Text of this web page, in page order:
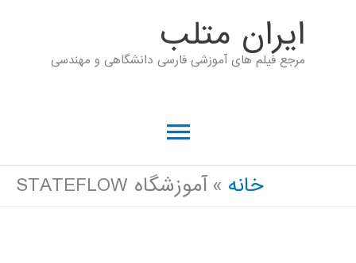
ايران متلب
مرجع فیلم های آموزشی فارسی دانشگاهی و مهندسی
فهرست
اصلی
خانه آموزشگاه STATEFLOW